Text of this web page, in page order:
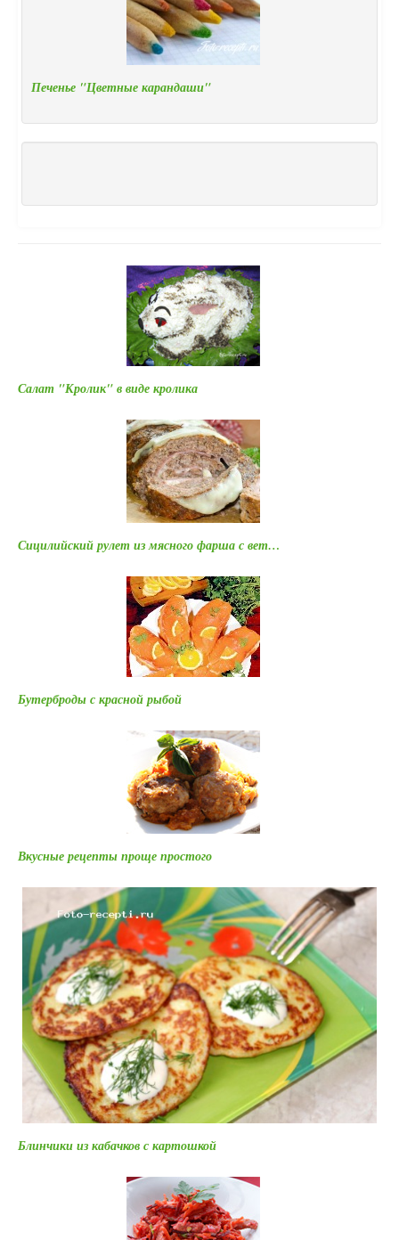
Печенье "Цветные карандаши"
Салат "Кролик" в виде кролика
Сицилийский рулет из мясного фарша с вет…
Бутерброды с красной рыбой
Вкусные рецепты проще простого
Блинчики из кабачков с картошкой